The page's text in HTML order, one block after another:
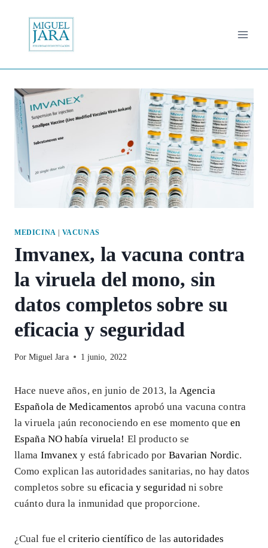
contenido
MEDICINA VACUNAS
Imvanex, la vacuna contra
la viruela del mono, sin
datos completos sobre su
eficacia y seguridad
Por Miguel Jara 1 junio, 2022
Hace nueve años, en junio de 2013, la Agencia
Española de Medicamentos aprobó una vacuna contra
la viruela ¡aún reconociendo en ese momento que en
España NO había viruela! El producto se
llama Imvanexy está fabricado por Bavarian Nordic.
Como explican las autoridades sanitarias, no hay datos
completos sobre su eficacia y seguridad ni sobre
cuánto dura la inmunidad que proporcione.
¿Cual fue elcriterio científico de lasautoridades